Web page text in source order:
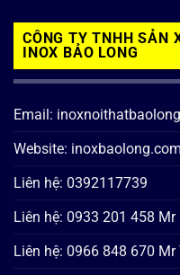
CÔNG TY TNHH SẢN
INOX BẢO LONG
Email:
Website: inoxbaolong.com
Liên hệ: 0392117739
Liên hệ: 0933 201 458 Mr
Liên hệ: 0966 848 670 Mr